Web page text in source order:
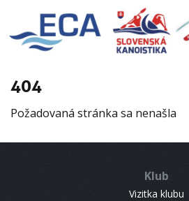
404
Požadovaná stránka sa nenašla
Klub
Vizitka klubu
EURO 19
INFO
RESULTS
CONTACT